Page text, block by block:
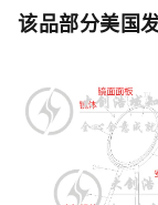
该品部分美国